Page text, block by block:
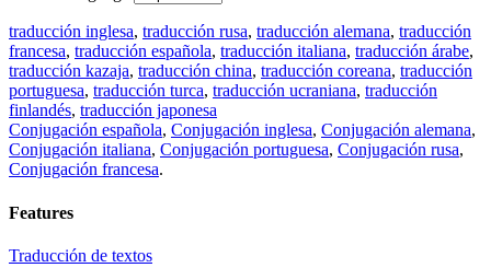
traducción inglesa, traducción rusa, traducción alemana, traducción
francesa, traducción española, traducción italiana, traducción árabe,
traducción kazaja, traducción china, traducción coreana, traducción
portuguesa, traducción turca, traducción ucraniana, traducción
finlandés, traducción japonesa
Conjugación española, Conjugación inglesa, Conjugación alemana,
Conjugación italiana, Conjugación portuguesa, Conjugación rusa,
Conjugación francesa.
Features
Traducción de textos